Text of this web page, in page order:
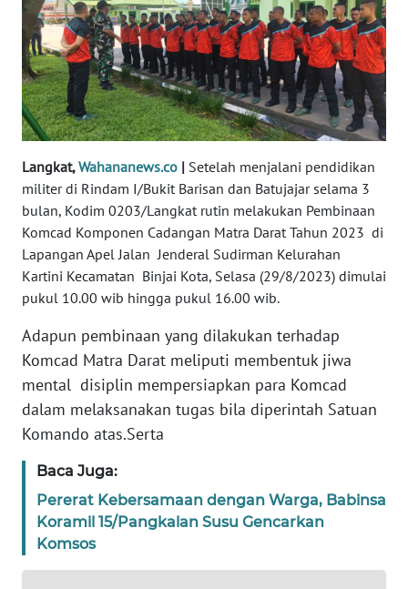
Langkat,Wahananews.co | Setelah menjalani pendidikan
militer di Rindam I/Bukit Barisan dan Batujajar selama 3
bulan, Kodim 0203/Langkat rutin melakukan Pembinaan
Komcad Komponen Cadangan Matra Darat Tahun 2023 di
Lapangan Apel Jalan Jenderal Sudirman Kelurahan
Kartini Kecamatan Binjai Kota, Selasa (29/8/2023) dimulai
pukul 10.00 wib hingga pukul 16.00 wib.
Adapun pembinaan yang dilakukan terhadap
Komcad Matra Darat meliputi membentuk jiwa
mental disiplin mempersiapkan para Komcad
dalam melaksanakan tugas bila diperintah Satuan
Komando atas.Serta
Baca Juga:
Pererat Kebersamaan dengan Warga, Babinsa
Koramil 15/Pangkalan Susu Gencarkan
Komsos
DISCLAIMER
Wahana
News
Regional
WN
SUMUT
WN
JAKARTA
WN
WN
BANTEN
WN
WN
KEPRI
WN